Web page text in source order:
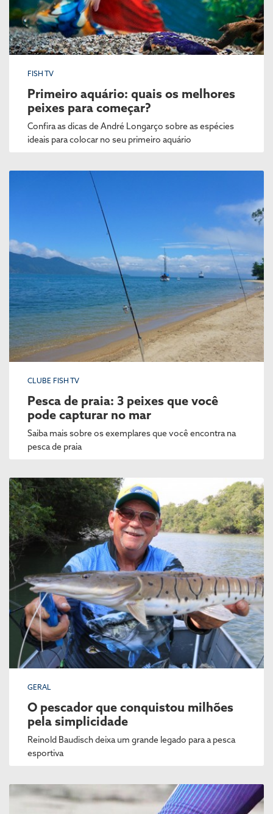
FISH TV
Primeiro aquário: quais os melhores
peixes para começar?
Confira as dicas de André Longarço sobre as espécies
ideais para colocar no seu primeiro aquário
CLUBE FISH TV
Pesca de praia: 3 peixes que você
pode capturar no mar
Saiba mais sobre os exemplares que você encontra na
pesca de praia
GERAL
O pescador que conquistou milhões
pela simplicidade
Reinold Baudisch deixa um grande legado para a pesca
esportiva